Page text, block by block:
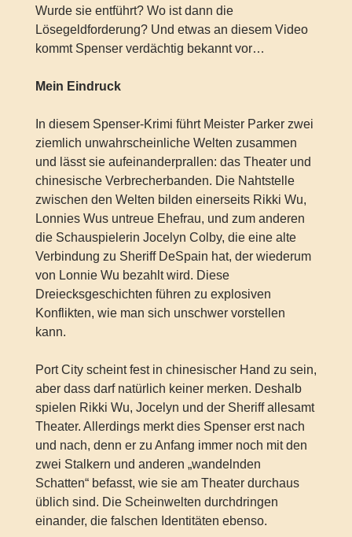
Wurde sie entführt? Wo ist dann die
Lösegeldforderung? Und etwas an diesem Video
kommt Spenser verdächtig bekannt vor…
Mein Eindruck
In diesem Spenser-Krimi führt Meister Parker zwei
ziemlich unwahrscheinliche Welten zusammen
und lässt sie aufeinanderprallen: das Theater und
chinesische Verbrecherbanden. Die Nahtstelle
zwischen den Welten bilden einerseits Rikki Wu,
Lonnies Wus untreue Ehefrau, und zum anderen
die Schauspielerin Jocelyn Colby, die eine alte
Verbindung zu Sheriff DeSpain hat, der wiederum
von Lonnie Wu bezahlt wird. Diese
Dreiecksgeschichten führen zu explosiven
Konflikten, wie man sich unschwer vorstellen
kann.
Port City scheint fest in chinesischer Hand zu sein,
aber dass darf natürlich keiner merken. Deshalb
spielen Rikki Wu, Jocelyn und der Sheriff allesamt
Theater. Allerdings merkt dies Spenser erst nach
und nach, denn er zu Anfang immer noch mit den
zwei Stalkern und anderen „wandelnden
Schatten“ befasst, wie sie am Theater durchaus
üblich sind. Die Scheinwelten durchdringen
einander, die falschen Identitäten ebenso.